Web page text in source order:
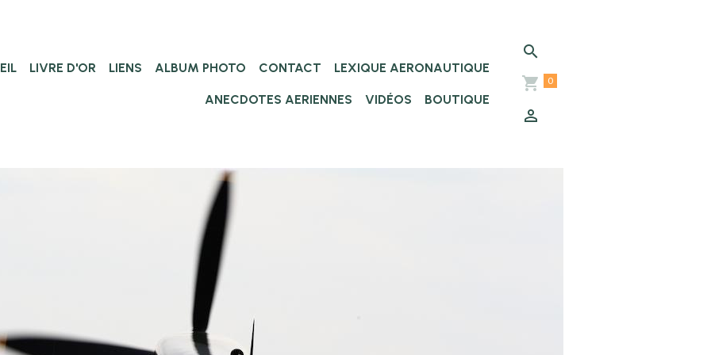
LIVRE D'OR LIENS ALBUM PHOTO CONTACT LEXIQUE AERONAUTIQUE
ANECDOTES AERIENNES VIDÉOS BOUTIQUE
0